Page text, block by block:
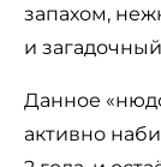
запахом,
и
Данное
активно